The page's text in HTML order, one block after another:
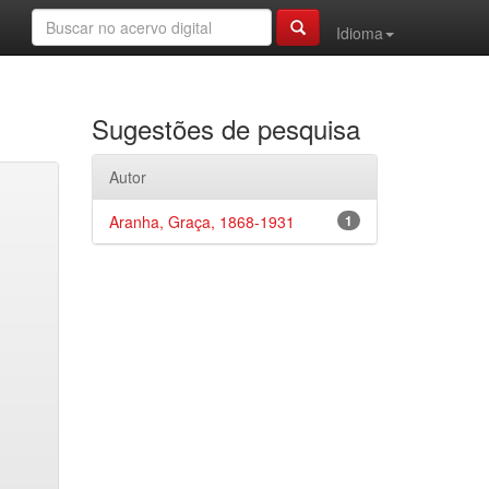
Idioma
Sugestões de pesquisa
Autor
1
Aranha, Graça, 1868-1931